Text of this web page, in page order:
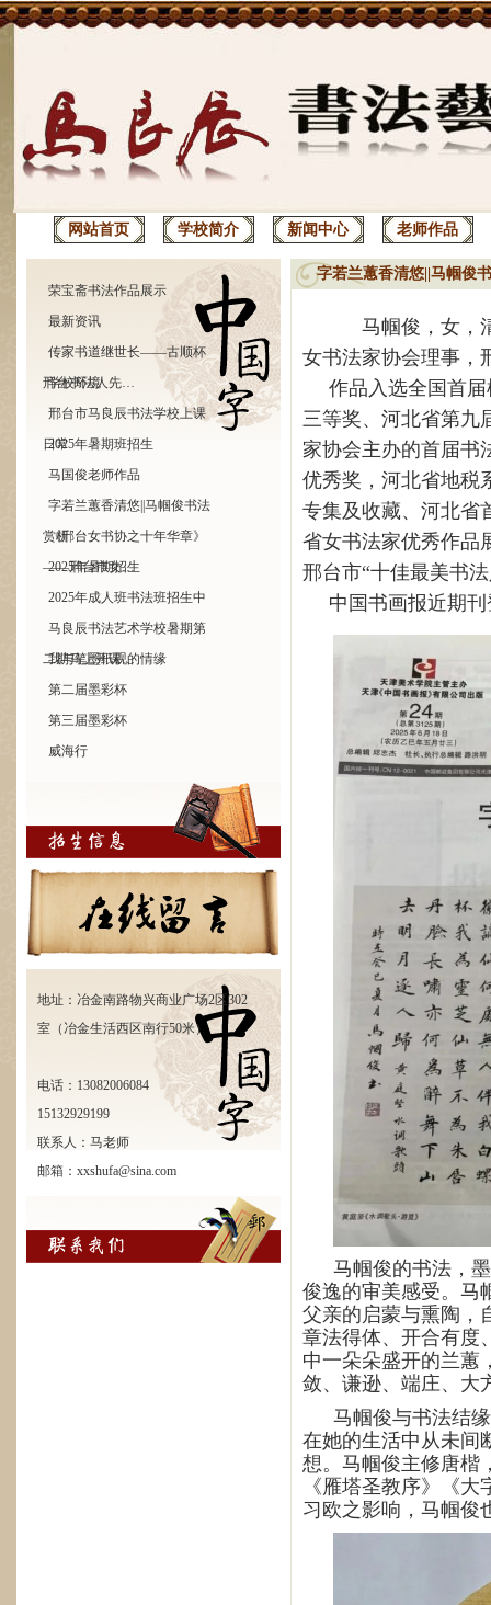
网站首页 学校简介 新闻中心 老师作品
荣宝斋书法作品展示
最新资讯
传家书道继世长——古顺杯
邢台书法人先…
学校环境
邢台市马良辰书法学校上课
日常
2025年暑期班招生
马国俊老师作品
字若兰蕙香清悠||马帼俊书法
赏析
《邢台女书协之十年华章》
——邢台市女…
2025年暑期招生
2025年成人班书法班招生中
马良辰书法艺术学校暑期第
二期马上开课…
我与笔墨纸砚的情缘
第二届墨彩杯
第三届墨彩杯
威海行
地址：冶金南路物兴商业广场2区302
室（冶金生活西区南行50米）
电话：13082006084
15132929199
联系人：马老师
邮箱：xxshufa@sina.com
字若兰蕙香清悠||马帼俊
马帼俊， 女
女书法家协会理事，
作品入选全国首
三等奖、河北省第九
家协会主办的首届书
优秀奖 ， 河北省地税
专集及收藏、河北省
省女书法家优秀作品
邢台市“十佳最美书
中国书画报近期刊
马帼俊的书法，
俊逸的审美感受。 马
父亲的启蒙与熏陶，
章法得体、开合有度
中一朵朵盛开的兰蕙
敛、谦逊、端庄、大
马帼俊与书法结
在她的生活中从未间
想。马帼俊主修唐楷
《雁塔圣教序》《大
习欧之影响，马帼俊